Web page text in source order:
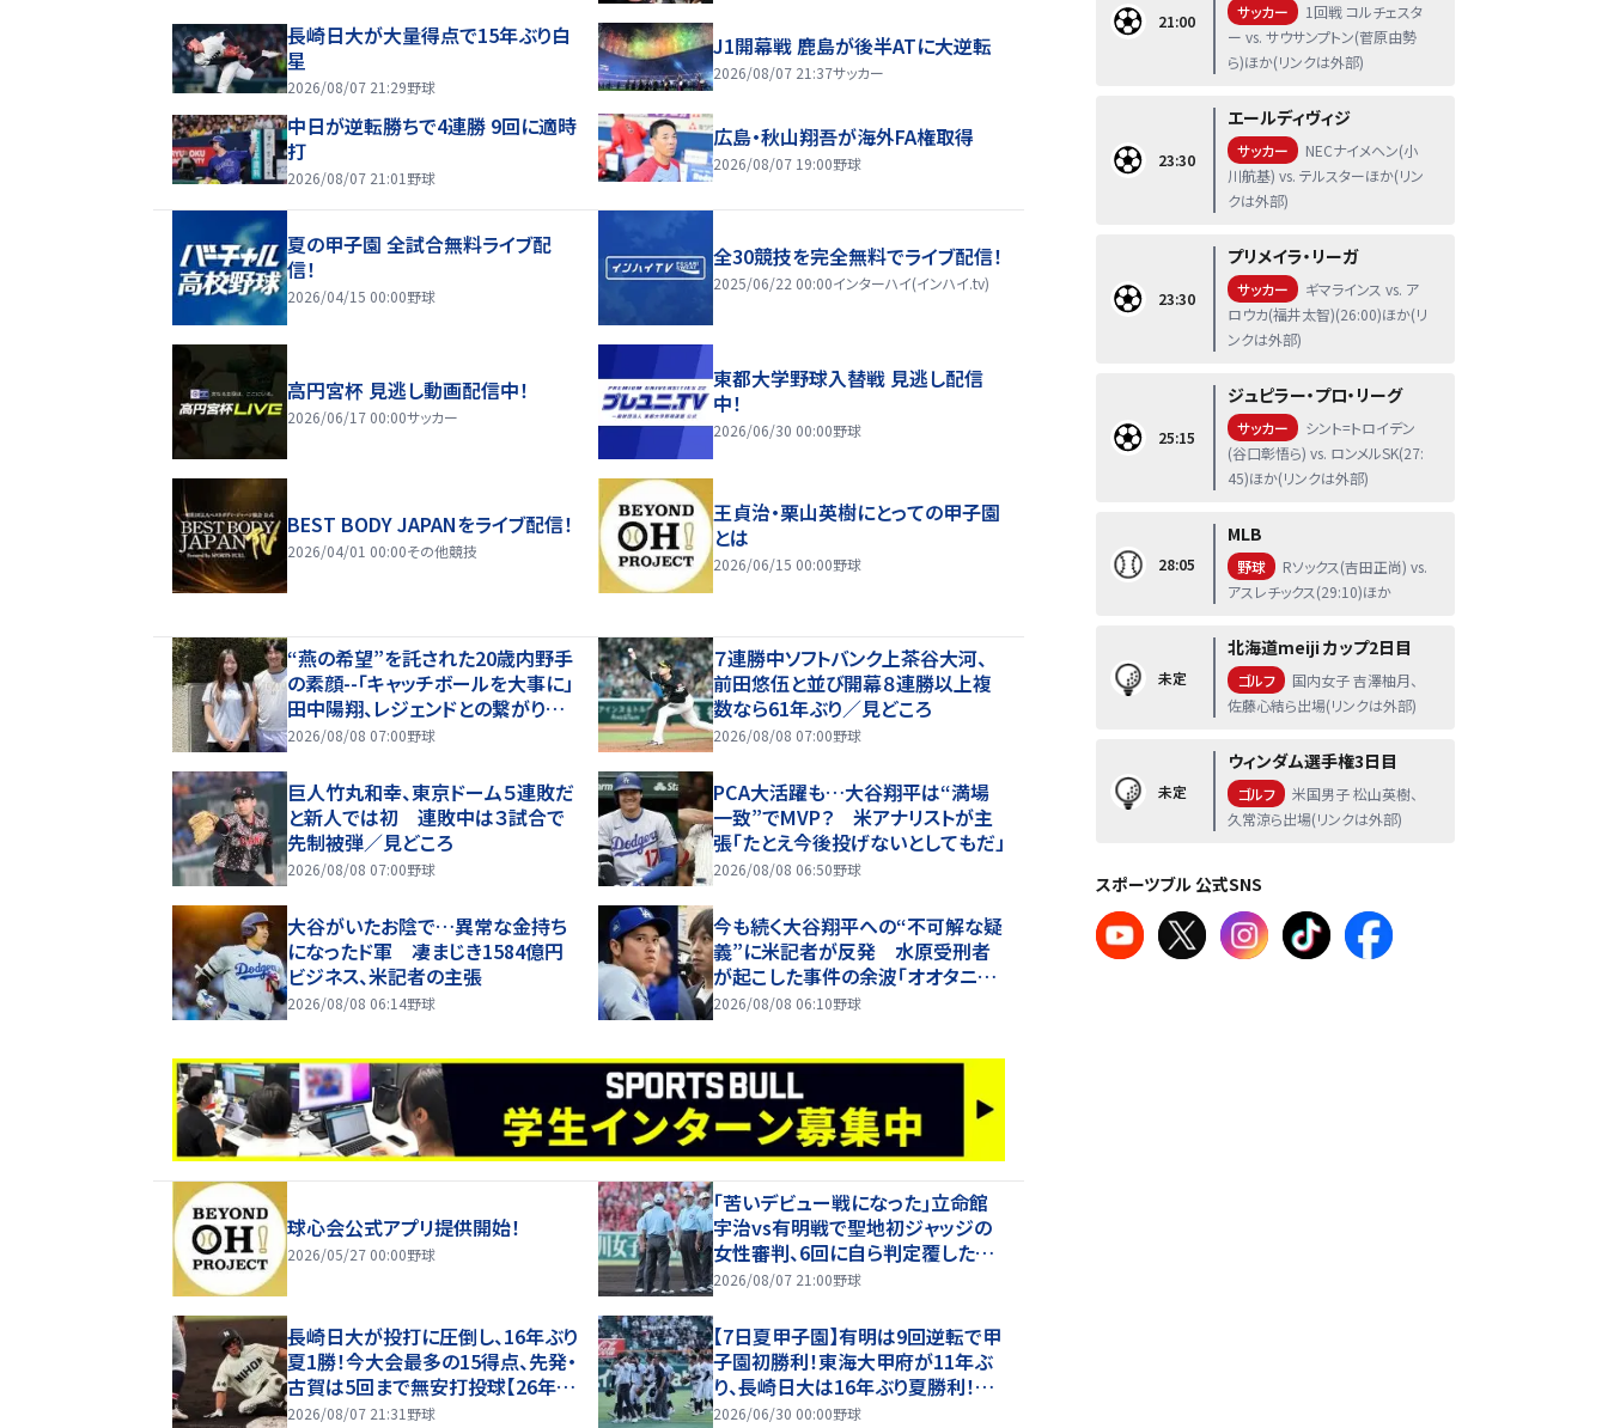
長崎日大が大量得点で15年ぶり白
星
2026/08/07 21:29野球
J1開幕戦 鹿島が後半ATに大逆転
2026/08/07 21:37サッカー
中日が逆転勝ちで4連勝 9回に適時
打
2026/08/07 21:01 野球
広島・秋山翔吾が海外FA権取得
2026/08/07 19:00野球
夏の甲子園 全試合無料ライブ配
信！
2026/04/15 00:00野球
全30競技を完全無料でライブ配信！
2025/06/22 00:00インターハイ(インハイ.tv)
高円宮杯 見逃し動画配信中！
2026/06/17 00:00サッカー
東都大学野球入替戦 見逃し配信
中！
2026/06/30 00:00野球
BEST BODY JAPANをライブ配信！
2026/04/01 00:00その他競技
王貞治・栗山英樹にとっての甲子園
とは
2026/06/15 00:00野球
“燕の希望”を託された20歳内野手
の素顔--「キャッチボールを大事に」
田中陽翔、レジェンドとの繋がりと
歩み【しのの応燕レポート】
2026/08/08 07:00野球
７連勝中ソフトバンク上茶谷大河、
前田悠伍と並び開幕８連勝以上複
数なら61年ぶり／見どころ
2026/08/08 07:00野球
巨人竹丸和幸、東京ドーム５連敗だ
と新人では初 連敗中は３試合で
先制被弾／見どころ
2026/08/08 07:00野球
PCA大活躍も…大谷翔平は“満場
一致”でMVP？ 米アナリストが主
張「たとえ今後投げないとしてもだ」
2026/08/08 06:50野球
大谷がいたお陰で…異常な金持ち
になったド軍 凄まじき1584億円
ビジネス、米記者の主張
2026/08/08 06:14野球
今も続く大谷翔平への“不可解な疑
義”に米記者が反発 水原受刑者
が起こした事件の余波「オオタニが
ギャンブルをしていたと信じ込んで
2026/08/08 06:10野球
球心会公式アプリ提供開始！
2026/05/27 00:00野球
｢苦いデビュー戦になった｣立命館
宇治vs有明戦で聖地初ジャッジの
女性審判、6回に自ら判定覆したプ
レーを謝罪【26年夏甲子園】
2026/08/07 21:00野球
長崎日大が投打に圧倒し、16年ぶり
夏1勝！今大会最多の15得点、先発・
古賀は5回まで無安打投球【26年夏
甲子園】
2026/08/07 21:31野球
【7日夏甲子園】有明は9回逆転で甲
子園初勝利！東海大甲府が11年ぶ
り、長崎日大は16年ぶり夏勝利！健
大高崎・石垣が11K完投！
2026/06/30 00:00野球
21:00 サッカー
1回戦 コルチェスタ
ー vs. サウサンプトン(菅原由勢
ら)ほか(リンクは外部)
23:30
エールディヴィジ
サッカー
NECナイメヘン(小
川航基) vs. テルスターほか(リン
クは外部)
23:30
プリメイラ・リーガ
サッカー
ギマラインス vs. ア
ロウカ(福井太智)(26:00)ほか(リ
ンクは外部)
25:15
ジュピラー・プロ・リーグ
サッカー
シント=トロイデン
(谷口彰悟ら) vs. ロンメルSK(27:
45)ほか(リンクは外部)
28:05
MLB
野球
Rソックス(吉田正尚) vs.
アスレチックス(29:10)ほか
未定
北海道meiji カップ2日目
ゴルフ
国内女子 吉澤柚月、
佐藤心結ら出場(リンクは外部)
未定
ウィンダム選手権3日目
ゴルフ
米国男子 松山英樹、
久常涼ら出場(リンクは外部)
スポーツブル 公式SNS